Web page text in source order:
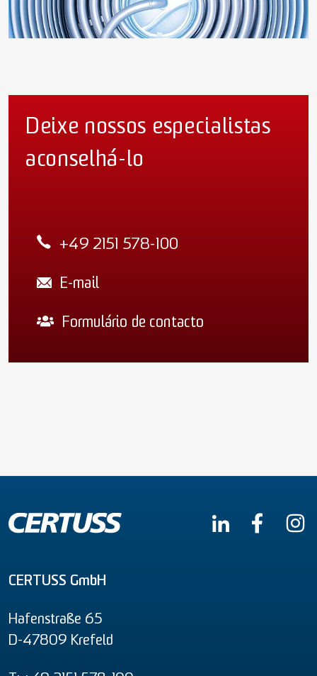
Deixe nossos especialistas
aconselhá-lo
+49 2151 578-100
E-mail
Formulário de contacto
CERTUSS GmbH
Hafenstraße 65
D-47809 Krefeld